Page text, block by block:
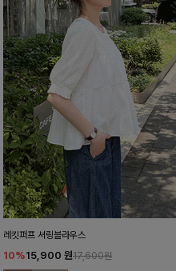
레킷퍼프 셔링블라우스
10%15,900 원17,600원